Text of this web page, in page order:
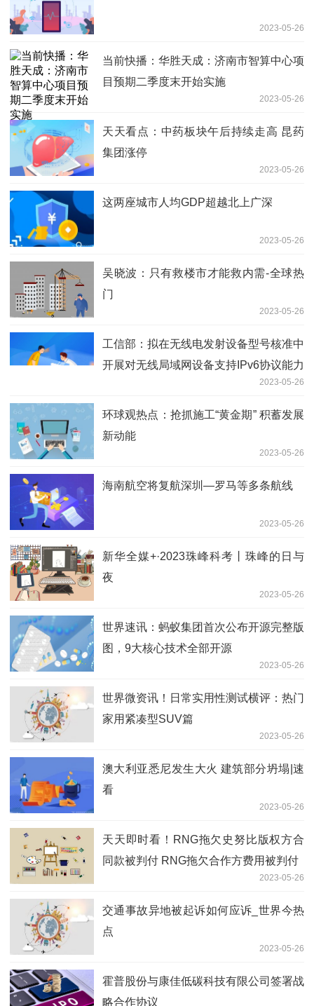
2023-05-26
当前快播：华胜天成：济南市智算中心项
目预期二季度末开始实施
2023-05-26
天天看点：中药板块午后持续走高 昆药
集团涨停
2023-05-26
这两座城市人均GDP超越北上广深
2023-05-26
吴晓波：只有救楼市才能救内需-全球热
门
2023-05-26
工信部：拟在无线电发射设备型号核准中
开展对无线局域网设备支持IPv6协议能力
2023-05-26
环球观热点：抢抓施工“黄金期” 积蓄发展
新动能
2023-05-26
海南航空将复航深圳—罗马等多条航线
2023-05-26
新华全媒+·2023珠峰科考丨珠峰的日与
夜
2023-05-26
世界速讯：蚂蚁集团首次公布开源完整版
图，9大核心技术全部开源
2023-05-26
世界微资讯！日常实用性测试横评：热门
家用紧凑型SUV篇
2023-05-26
澳大利亚悉尼发生大火 建筑部分坍塌|速
看
2023-05-26
天天即时看！RNG拖欠史努比版权方合
同款被判付 RNG拖欠合作方费用被判付
2023-05-26
交通事故异地被起诉如何应诉_世界今热
点
2023-05-26
霍普股份与康佳低碳科技有限公司签署战
略合作协议